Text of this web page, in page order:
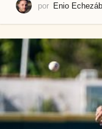
por Enio